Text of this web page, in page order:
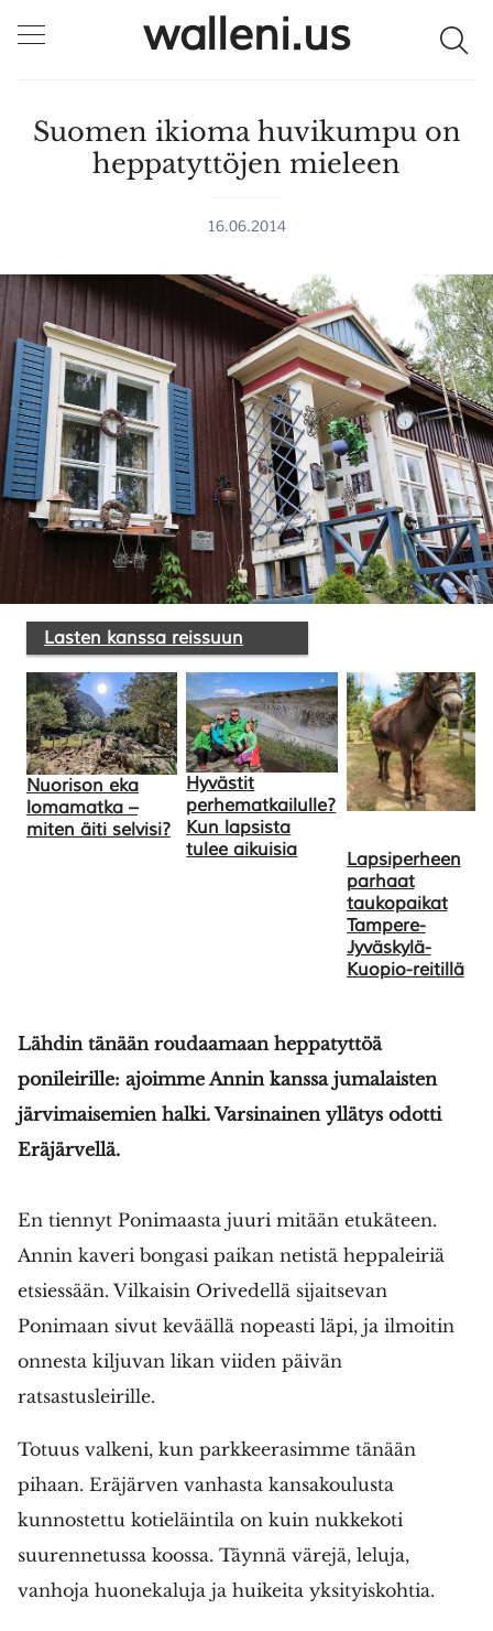
walleni.us
SULJE HAKU ✕
Suomen ikioma huvikumpu on
heppatyttöjen mieleen
16.06.2014
Lasten kanssa reissuun
Nuorison eka
lomamatka –
miten äiti selvisi?
Hyvästit
perhematkailulle?
Kun lapsista
tulee aikuisia
Lapsiperheen
parhaat
taukopaikat
Tampere-
Jyväskylä-
Kuopio-reitillä
Lähdin tänään roudaamaan heppatyttöä
ponileirille: ajoimme Annin kanssa jumalaisten
järvimaisemien halki. Varsinainen yllätys odotti
Eräjärvellä.
En tiennyt Ponimaasta juuri mitään etukäteen.
Annin kaveri bongasi paikan netistä heppaleiriä
etsiessään. Vilkaisin Orivedellä sijaitsevan
Ponimaan sivut keväällä nopeasti läpi, ja ilmoitin
onnesta kiljuvan likan viiden päivän
ratsastusleirille.
Totuus valkeni, kun parkkeerasimme tänään
pihaan. Eräjärven vanhasta kansakoulusta
kunnostettu kotieläintila on kuin nukkekoti
suurennetussa koossa. Täynnä värejä, leluja,
vanhoja huonekaluja ja huikeita yksityiskohtia.